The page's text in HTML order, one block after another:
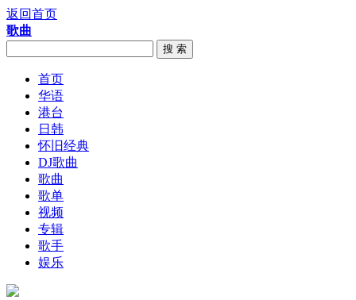
返回首页
歌曲
搜 索
首页
华语
港台
日韩
怀旧经典
DJ歌曲
歌曲
歌单
视频
专辑
歌手
娱乐